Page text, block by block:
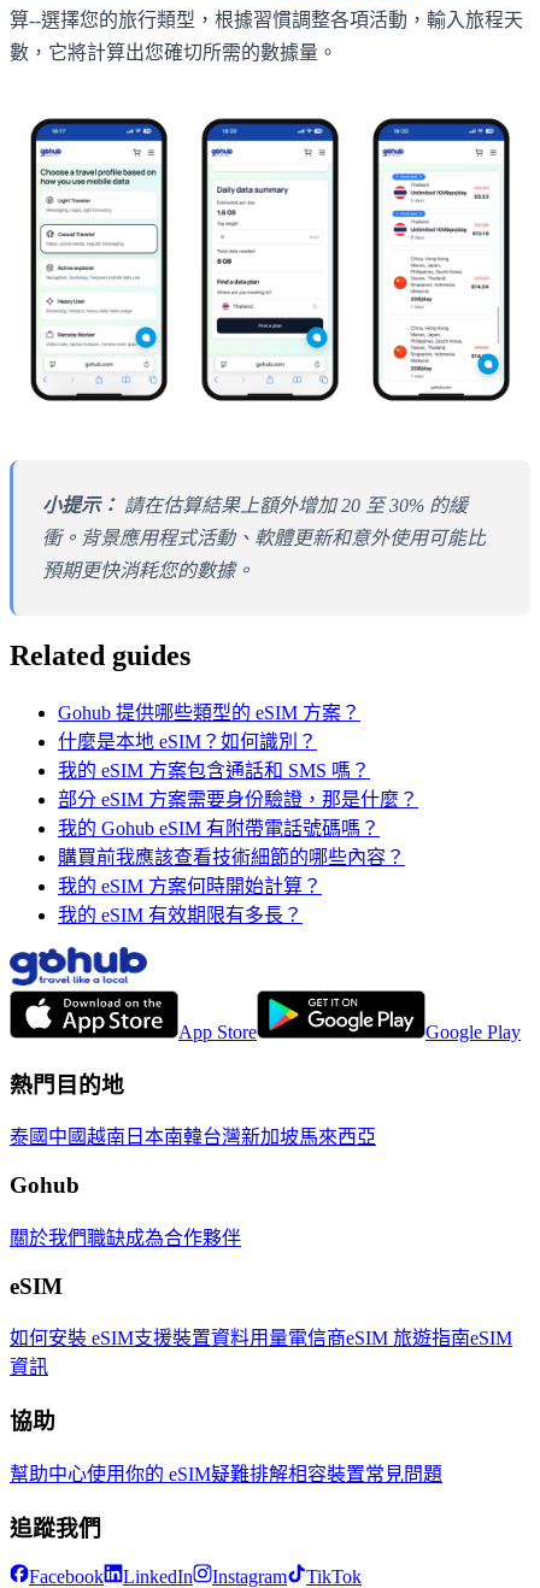
算--選擇您的旅行類型，根據習慣調整各項活動，輸入旅程天
數，它將計算出您確切所需的數據量。
小提示： 請在估算結果上額外增加 20 至 30% 的緩
衝。背景應用程式活動、軟體更新和意外使用可能比
預期更快消耗您的數據。
Related guides
Gohub 提供哪些類型的 eSIM 方案？
什麼是本地 eSIM？如何識別？
我的 eSIM 方案包含通話和 SMS 嗎？
部分 eSIM 方案需要身份驗證，那是什麼？
我的 Gohub eSIM 有附帶電話號碼嗎？
購買前我應該查看技術細節的哪些內容？
我的 eSIM 方案何時開始計算？
我的 eSIM 有效期限有多長？
App Store Google Play
熱門目的地
泰國 中國越南 日本南韓台灣新加坡馬來西亞
Gohub
關於我們職缺成為合作夥伴
eSIM
如何安裝 eSIM支援裝置資料用量電信商eSIM 旅遊指南eSIM
資訊
協助
幫助中心使用你的 eSIM疑難排解相容裝置常見問題
追蹤我們
Facebook LinkedIn Instagram TikTok